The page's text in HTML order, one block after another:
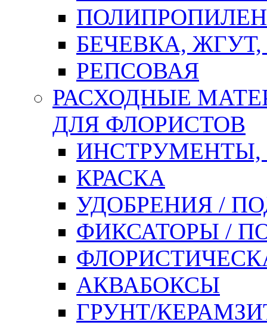
БЕЧЕВКА,
РЕПСОВАЯ
РАСХОДНЫЕ
ДЛЯ ФЛОРИСТОВ
ИНСТРУМЕНТЫ,
КРАСКА
УДОБРЕНИЯ /
ФИКСАТОРЫ /
АКВАБОКСЫ
ГРУНТ/